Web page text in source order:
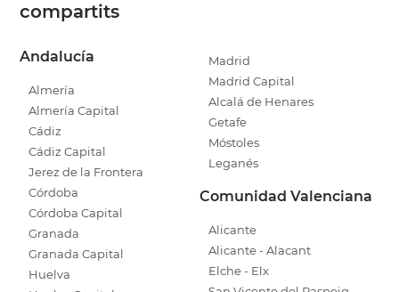
compartits
Andalucía
Almería
Almería Capital
Cádiz
Cádiz Capital
Jerez de la Frontera
Córdoba
Córdoba Capital
Granada
Granada Capital
Huelva
Madrid
Madrid Capital
Alcalá de Henares
Getafe
Móstoles
Leganés
Comunidad Valenciana
Alicante
Alicante - Alacant
Elche - Elx